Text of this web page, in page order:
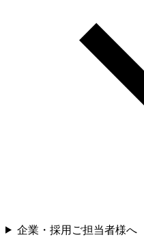
企業・採用ご担当者様へ